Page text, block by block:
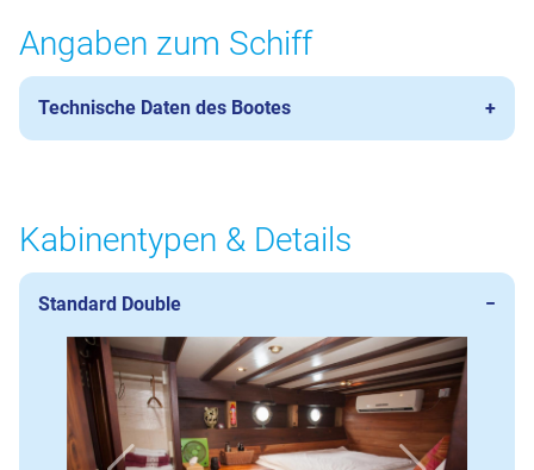
Angaben zum Schiff
Technische Daten des Bootes
Kabinentypen & Details
Standard Double